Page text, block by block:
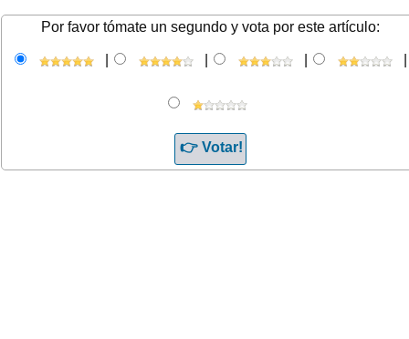
Por favor tómate un segundo y vota por este artículo: